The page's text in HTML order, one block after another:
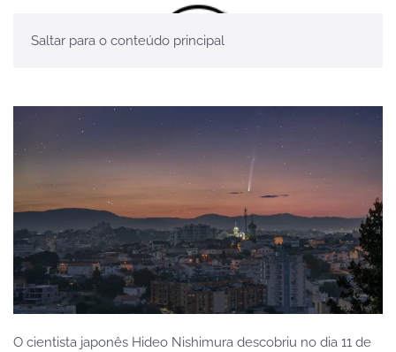
Saltar para o conteúdo principal
O cientista japonês Hideo Nishimura descobriu no dia 11 de